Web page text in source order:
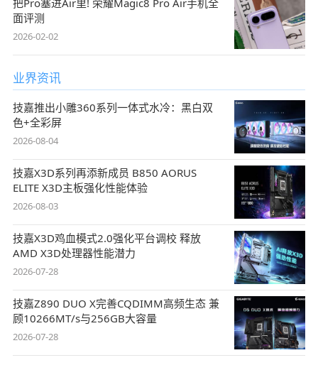
面评测
2026-02-02
业界资讯
技嘉推出小雕360系列一体式水冷：黑白双
色+全彩屏
2026-08-04
技嘉X3D系列再添新成员 B850 AORUS
ELITE X3D主板强化性能体验
2026-08-03
技嘉X3D鸡血模式2.0强化平台调校 释放
AMD X3D处理器性能潜力
2026-07-28
技嘉Z890 DUO X完善CQDIMM高频生态 兼
顾10266MT/s与256GB大容量
2026-07-28